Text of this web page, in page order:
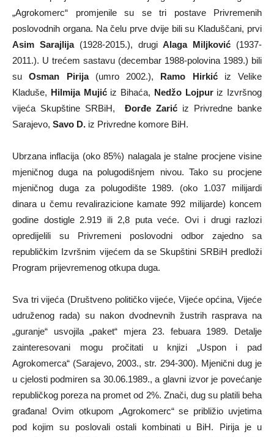
„Agrokomerc“ promjenile su se tri postave Privremenih
poslovodnih organa. Na čelu prve dvije bili su Kladuščani, prvi
Asim Sarajlija(1928-2015.), drugiAlaga Miljković (1937-
2011.). U trećem sastavu (decembar 1988-polovina 1989.) bili
suOsman Pirija(umro 2002.), Ramo Hirkićiz Velike
Kladuše, Hilmija Mujićiz Bihaća, Nedžo Lojpuriz Izvršnog
vijeća Skupštine SRBiH, Đorđe Zarić iz Privredne banke
Sarajevo, Savo D. iz Privredne komore BiH.
Ubrzana inflacija (oko 85%) nalagala je stalne procjene visine
mjeničnog duga na polugodišnjem nivou. Tako su procjene
mjeničnog duga za polugodište 1989. (oko 1.037 milijardi
dinara u čemu revalirazicione kamate 992 milijarde) koncem
godine dostigle 2.919 ili 2,8 puta veće. Ovi i drugi razlozi
opredijelili su Privremeni poslovodni odbor zajedno sa
republičkim Izvršnim vijećem da se Skupštini SRBiH predloži
Program prijevremenog otkupa duga.
Sva tri vijeća (Društveno političko vijeće, Vijeće općina, Vijeće
udruženog rada) su nakon dvodnevnih žustrih rasprava na
„guranje“ usvojila „paket“ mjera 23. febuara 1989. Detalje
zainteresovani mogu pročitati u knjizi „Uspon i pad
Agrokomerca“ (Sarajevo, 2003., str. 294-300). Mjenični dug je
u cjelosti podmiren sa 30.06.1989., a glavni izvor je povećanje
republičkog poreza na promet od 2%. Znači, dug su platili beha
građana! Ovim otkupom „Agrokomerc“ se približio uvjetima
pod kojim su poslovali ostali kombinati u BiH. Pirija je u